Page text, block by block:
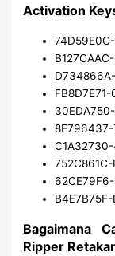
Activation
8E796437-
Bagaimana
Ripper